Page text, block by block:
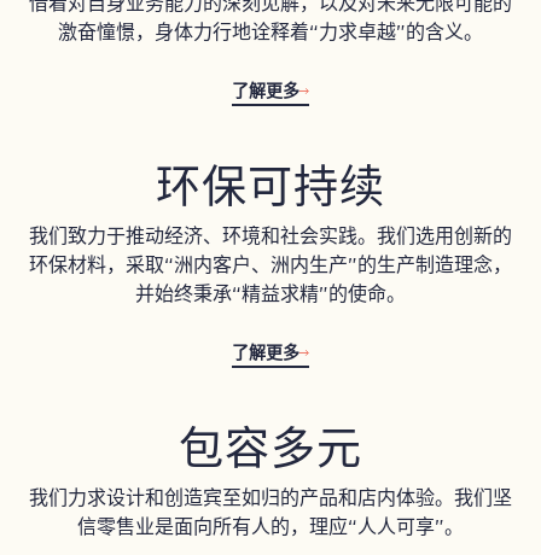
激奋憧憬，身体力行地诠释着“力求卓越”的含义。
了解更多
环保可持续
我们致力于推动经济、环境和社会实践。我们选用创新的
环保材料，采取“洲内客户、洲内生产”的生产制造理念，
并始终秉承“精益求精”的使命。
了解更多
包容多元
我们力求设计和创造宾至如归的产品和店内体验。我们坚
信零售业是面向所有人的，理应“人人可享”。